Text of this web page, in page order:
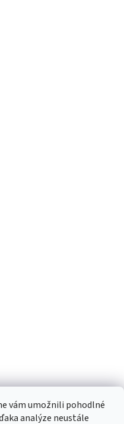
vám umožnili pohodlné
analýze neustále